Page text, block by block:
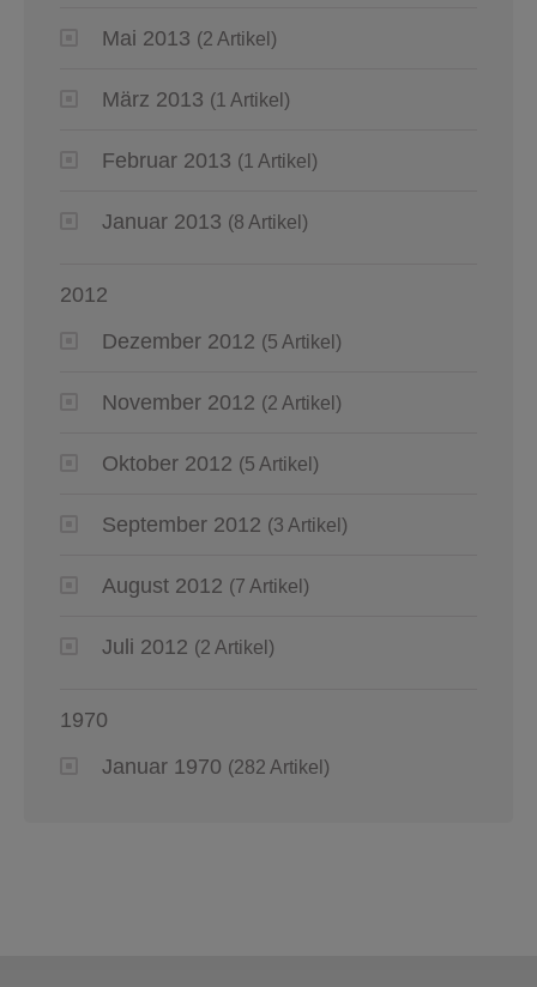
Mai 2013 (2 Artikel)
März 2013 (1 Artikel)
Februar 2013 (1 Artikel)
Januar 2013 (8 Artikel)
2012
Dezember 2012 (5 Artikel)
November 2012 (2 Artikel)
Oktober 2012 (5 Artikel)
September 2012 (3 Artikel)
August 2012 (7 Artikel)
Juli 2012 (2 Artikel)
1970
Januar 1970 (282 Artikel)